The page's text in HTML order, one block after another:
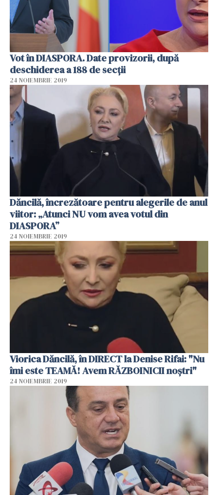
Vot în DIASPORA. Date provizorii, după
deschiderea a 188 de secții
24 NOIEMBRIE 2019
Dăncilă, încrezătoare pentru alegerile de anul
viitor: „Atunci NU vom avea votul din
DIASPORA”
24 NOIEMBRIE 2019
Viorica Dăncilă, în DIRECT la Denise Rifai: "Nu
îmi este TEAMĂ! Avem RĂZBOINICII noştri"
24 NOIEMBRIE 2019